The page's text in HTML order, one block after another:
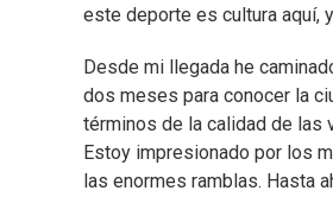
este deporte es cultura aquí,
Desde mi llegada he
dos meses para conocer la
términos de la calidad de las
Estoy impresionado por los
las enormes ramblas. Hasta